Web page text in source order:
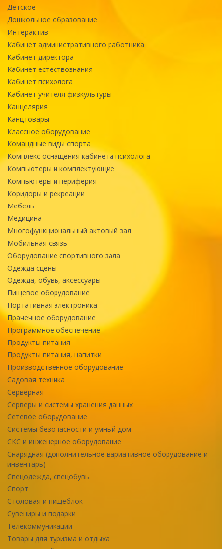
Детское
Дошкольное образование
Интерактив
Кабинет административного работника
Кабинет директора
Кабинет естествознания
Кабинет психолога
Кабинет учителя физкультуры
Канцелярия
Канцтовары
Классное оборудование
Командные виды спорта
Комплекс оснащения кабинета психолога
Компьютеры и комплектующие
Компьютеры и периферия
Коридоры и рекреации
Мебель
Медицина
Многофункциональный актовый зал
Мобильная связь
Оборудование спортивного зала
Одежда сцены
Одежда, обувь, аксессуары
Пищевое оборудование
Портативная электроника
Прачечное оборудование
Программное обеспечение
Продукты питания
Продукты питания, напитки
Производственное оборудование
Садовая техника
Серверная
Серверы и системы хранения данных
Сетевое оборудование
Системы безопасности и умный дом
СКС и инженерное оборудование
Снарядная (дополнительное вариативное оборудование и
инвентарь)
Спецодежда, спецобувь
Спорт
Столовая и пищеблок
Сувениры и подарки
Телекоммуникации
Товары для туризма и отдыха